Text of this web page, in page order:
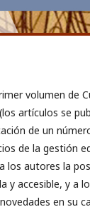
volumen de
artículos se
de un
de la gestión
los autores la
y accesible, y a
en su